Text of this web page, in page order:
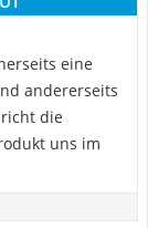
eine
andererseits
die
uns im